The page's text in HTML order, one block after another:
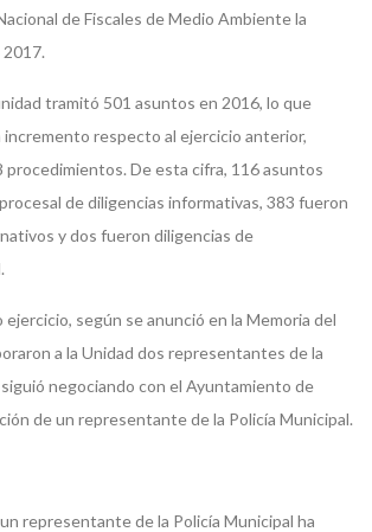
de Fiscales de Medio Ambiente la
tramitó 501 asuntos en 2016, lo que
respecto al ejercicio anterior,
De esta cifra, 116 asuntos
de diligencias informativas, 383 fueron
y dos fueron diligencias de
según se anunció en la Memoria del
a la Unidad dos representantes de la
siguió negociando con el Ayuntamiento de
de un representante de la Policía Municipal.
representante de la Policía Municipal ha